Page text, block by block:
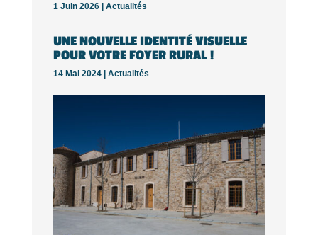
1 Juin 2026 | Actualités
UNE NOUVELLE IDENTITÉ VISUELLE
POUR VOTRE FOYER RURAL !
14 Mai 2024 | Actualités